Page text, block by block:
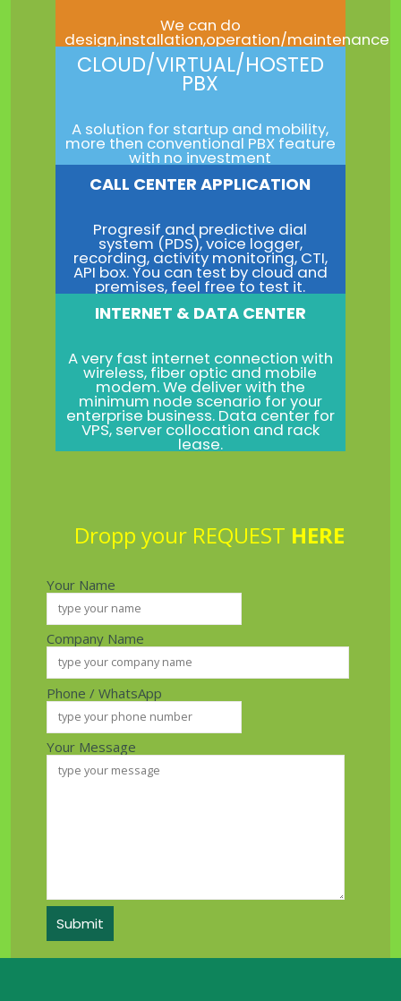
We can do
design,installation,operation/maintenance
CLOUD/VIRTUAL/HOSTED
PBX
A solution for startup and mobility,
more then conventional PBX feature
with no investment
CALL CENTER APPLICATION
Progresif and predictive dial
system (PDS), voice logger,
recording, activity monitoring, CTI,
API box. You can test by cloud and
premises, feel free to test it.
INTERNET & DATA CENTER
A very fast internet connection with
wireless, fiber optic and mobile
modem. We deliver with the
minimum node scenario for your
enterprise business. Data center for
VPS, server collocation and rack
lease.
Dropp your REQUEST HERE
Your Name
Company Name
Phone / WhatsApp
Your Message